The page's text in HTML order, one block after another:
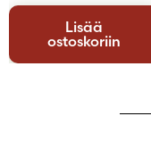
Lisää
ostoskoriin